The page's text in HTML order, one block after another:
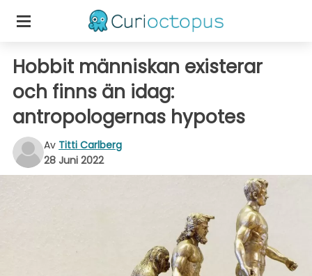
Hobbit människan existerar
och finns än idag:
antropologernas hypotes
Av Titti Carlberg
28 Juni 2022